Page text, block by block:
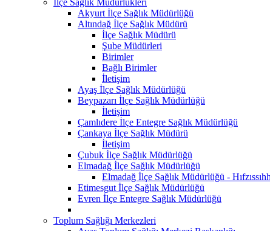
Akyurt İlçe Sağlık Müdürlüğü
Altındağ İlçe Sağlık Müdürü
İlçe Sağlık Müdürü
Şube Müdürleri
Birimler
Bağlı Birimler
İletişim
Ayaş İlçe Sağlık Müdürlüğü
Beypazarı İlçe Sağlık Müdürlüğü
İletişim
Çamlıdere İlçe Entegre Sağlık Müdürlüğü
Çankaya İlçe Sağlık Müdürü
İletişim
Çubuk İlçe Sağlık Müdürlüğü
Elmadağ İlçe Sağlık Müdürlüğü
Elmadağ İlçe Sağlık Müdürlüğü -
Etimesgut İlçe Sağlık Müdürlüğü
Evren İlçe Entegre Sağlık Müdürlüğü
Toplum Sağlığı Merkezleri